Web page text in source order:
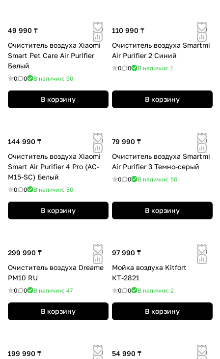
49 990 ₸
Очиститель воздуха Xiaomi
Smart Pet Care Air Purifier
Белый
0 0 В наличии: 50
В корзину
110 990 ₸
Очиститель воздуха Smartmi
Air Purifier 2 Синий
0 0 В наличии: 1
В корзину
144 990 ₸
Очиститель воздуха Xiaomi
Smart Air Purifier 4 Pro (AC-
M15-SC) Белый
0 0 В наличии: 50
В корзину
79 990 ₸
Очиститель воздуха Smartmi
Air Purifier 3 Темно-серый
0 0 В наличии: 50
В корзину
299 990 ₸
Очиститель воздуха Dreame
PM10 RU
0 0 В наличии: 47
В корзину
97 990 ₸
Мойка воздуха Kitfort
КТ-2821
0 0 В наличии: 2
В корзину
199 990 ₸
54 990 ₸